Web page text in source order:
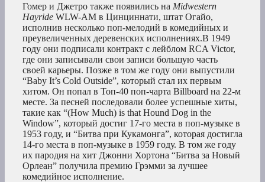
Гомер и Джетро также появились на Midwestern
Hayride WLW-AM в Цинциннати, штат Огайо,
исполнив несколько поп-мелодий в комедийных и
преувеличенных деревенских исполнениях.В 1949
году они подписали контракт с лейблом RCA Victor,
где они записывали свои записи большую часть
своей карьеры. Позже в том же году они выпустили
“Baby It’s Cold Outside”, который стал их первым
хитом. Он попал в Топ-40 поп-чарта Billboard на 22-м
месте. За песней последовали более успешные хиты,
такие как “(How Much) is that Hound Dog in the
Window”, который достиг 17-го места в поп-музыке в
1953 году, и “Битва при Кукамонга”, которая достигла
14-го места в поп-музыке в 1959 году. В том же году
их пародия на хит Джонни Хортона “Битва за Новый
Орлеан” получила премию Грэмми за лучшее
комедийное исполнение.